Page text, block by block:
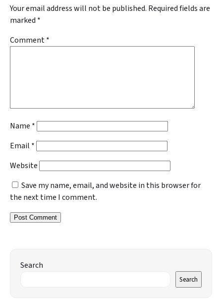
Your email address will not be published. Required fields are
marked *
Comment*
Name *
Email *
Website
Save my name, email, and website in this browser for
the next time I comment.
Search
Search